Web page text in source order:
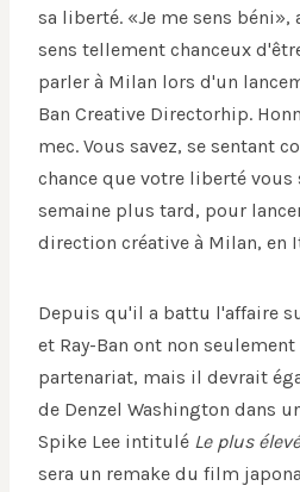
sa liberté. «Je me sens béni»,
sens tellement chanceux
parler à Milan lors d'un
Ban Creative Directorhip.
mec. Vous savez, se sentant
chance que votre liberté
semaine plus tard, pour
direction créative à Milan, en
Depuis qu'il a battu l'affaire
et Ray-Ban ont non seulement
partenariat, mais il devrait
de Denzel Washington dans
Spike Lee intitulé Le plus
sera un remake du film